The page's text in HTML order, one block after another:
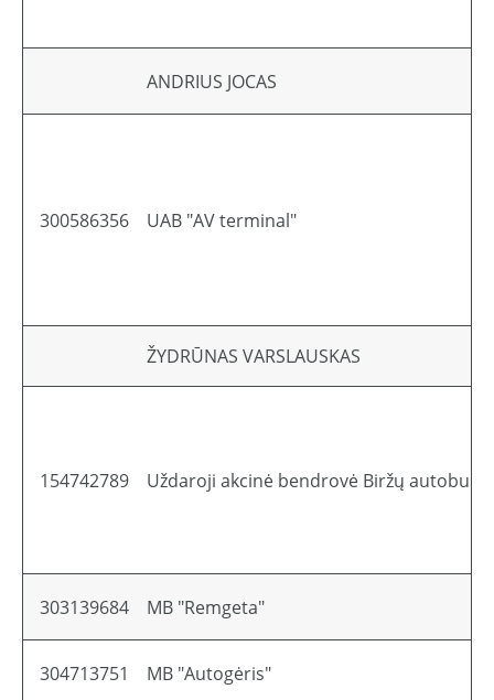
ANDRIUS JOCAS
300586356 UAB "AV terminal"
ŽYDRŪNAS VARSLAUSKAS
154742789 Uždaroji akcinė bendrovė Biržų
303139684 MB "Remgeta"
304713751 MB "Autogėris"